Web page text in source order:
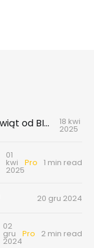
🐰 Spokojnych i radosnych Świąt od BIG DATA rynekpierwotny.pl x FLTR! 18 kwi
2025
01
kwi
2025
Pro 1 min read
20 gru 2024
02
gru
2024
Pro 2 min read